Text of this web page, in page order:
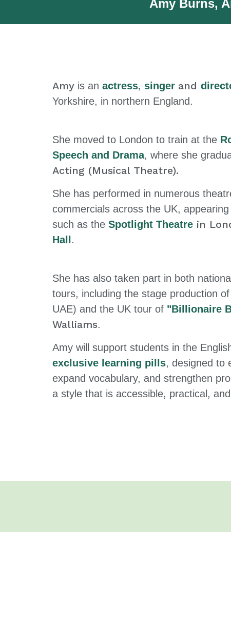
Amy Burns,
Amy is an actress, singer and
Yorkshire, in northern England.
She moved to London to train at the
Speech and Drama, where she
Acting (Musical Theatre).
She has performed in numerous
commercials across the UK,
such as the Spotlight Theatre in
Hall .
She has also taken part in both
tours, including the stage production of
UAE) and the UK tour of "Billionaire
Walliams.
Amy will support students in the
exclusive learning pills, designed to
expand vocabulary, and strengthen
a style that is accessible, practical,